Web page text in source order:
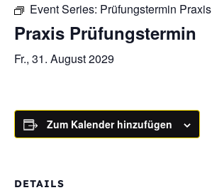
Event Series: Prüfungstermin Praxis
Praxis Prüfungstermin
Fr., 31. August 2029
Zum Kalender hinzufügen
DETAILS